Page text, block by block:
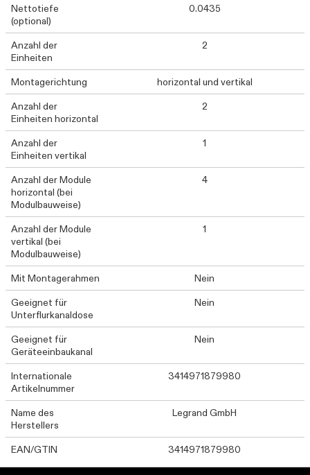
Nettotiefe
(optional)
0.0435
Anzahl der
Einheiten
2
Montagerichtung
horizontal und vertikal
Anzahl der
Einheiten horizontal
2
Anzahl der
Einheiten vertikal
1
Anzahl der Module
horizontal (bei
Modulbauweise)
4
Anzahl der Module
vertikal (bei
Modulbauweise)
1
Mit Montagerahmen
Nein
Geeignet für
Unterflurkanaldose
Nein
Geeignet für
Geräteeinbaukanal
Nein
Internationale
Artikelnummer
3414971879980
Name des
Herstellers
Legrand GmbH
EAN/GTIN 3414971879980